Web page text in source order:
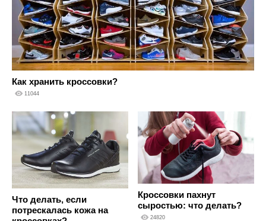
Как хранить кроссовки?
11044
Что делать, если
потрескалась кожа на
Кроссовки пахнут
сыростью: что делать?
24820